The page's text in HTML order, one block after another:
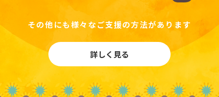
その他にも様々なご支援の方法があります
詳しく見る